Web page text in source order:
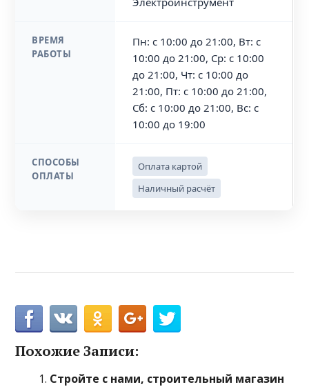
ВРЕМЯ
РАБОТЫ
Пн: с 10:00 до 21:00, Вт: с
10:00 до 21:00, Ср: с 10:00
до 21:00, Чт: с 10:00 до
21:00, Пт: с 10:00 до 21:00,
Сб: с 10:00 до 21:00, Вс: с
10:00 до 19:00
СПОСОБЫ
ОПЛАТЫ
Оплата картой
Наличный расчёт
Похожие Записи:
Стройте с нами, строительный магазин